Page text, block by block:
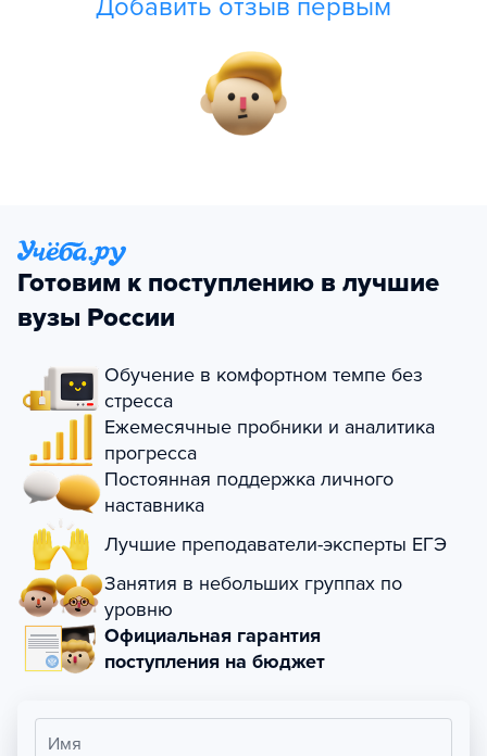
Добавить отзыв первым
Готовим к поступлению в лучшие
вузы России
Обучение в комфортном темпе без
стресса
Ежемесячные пробники и аналитика
прогресса
Постоянная поддержка личного
наставника
Лучшие преподаватели-эксперты ЕГЭ
Занятия в небольших группах по
уровню
Официальная гарантия
поступления на бюджет
Имя